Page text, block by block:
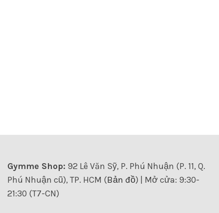
Gymme Shop: 92 Lê Văn Sỹ, P. Phú Nhuận (P. 11, Q.
Phú Nhuận cũ), TP. HCM (Bản đồ) | Mở cửa: 9:30-
21:30 (T7-CN)